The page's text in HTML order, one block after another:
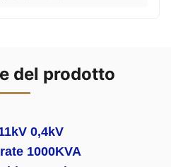
del prodotto
0,4kV
1000KVA